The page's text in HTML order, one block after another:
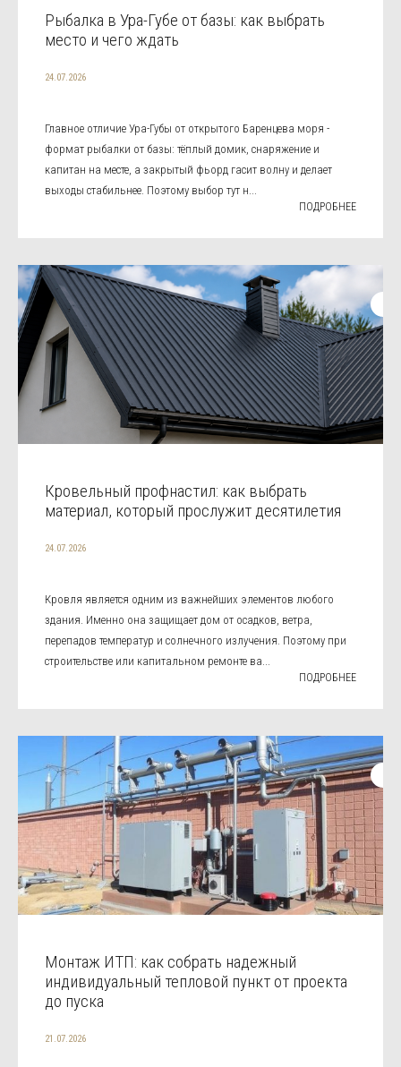
Рыбалка в Ура-Губе от базы: как выбрать
место и чего ждать
24.07.2026
Главное отличие Ура-Губы от открытого Баренцева моря -
формат рыбалки от базы: тёплый домик, снаряжение и
капитан на месте, а закрытый фьорд гасит волну и делает
выходы стабильнее. Поэтому выбор тут н...
ПОДРОБНЕЕ
Кровельный профнастил: как выбрать
материал, который прослужит десятилетия
24.07.2026
Кровля является одним из важнейших элементов любого
здания. Именно она защищает дом от осадков, ветра,
перепадов температур и солнечного излучения. Поэтому при
строительстве или капитальном ремонте ва...
ПОДРОБНЕЕ
Монтаж ИТП: как собрать надежный
индивидуальный тепловой пункт от проекта
до пуска
21.07.2026